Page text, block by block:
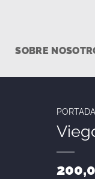
SOBRE
PORTADA